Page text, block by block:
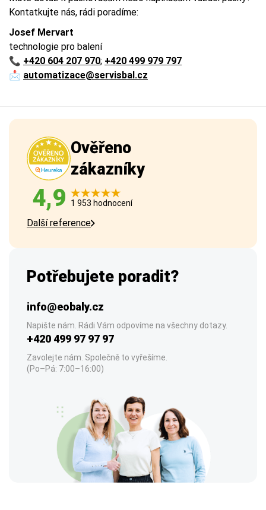
Kontatkujte nás, rádi poradíme:
Josef Mervart
technologie pro balení
📞 +420 604 207 970; +420 499 979 797
📩 automatizace@servisbal.cz
Ověřeno
zákazníky
4,9 1 953 hodnocení
Další reference
Potřebujete poradit?
info@eobaly.cz
Napište nám. Rádi Vám odpovíme na všechny dotazy.
+420 499 97 97 97
Zavolejte nám. Společně to vyřešíme.
(Po–Pá: 7:00–16:00)